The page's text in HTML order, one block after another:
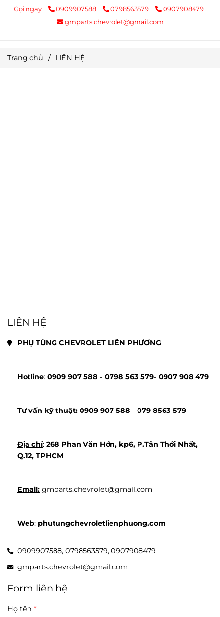
Gọi ngay 0909907588 0798563579
0907908479
gmparts.chevrolet@gmail.com
Trang chủ / LIÊN HỆ
LIÊN HỆ
PHỤ TÙNG CHEVROLET LIÊN PHƯƠNG
Hotline: 0909 907 588 - 0798 563 579- 0907 908 479
Tư vấn kỹ thuật: 0909 907 588 - 079 8563 579
Địa chỉ: 268 Phan Văn Hớn, kp6, P.Tân Thới Nhất,
Q.12, TPHCM
Email: gmparts.chevrolet@gmail.com
Web: phutungchevroletlienphuong.com
0909907588, 0798563579, 0907908479
gmparts.chevrolet@gmail.com
Form liên hệ
Họ tên